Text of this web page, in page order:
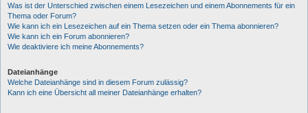
Was ist der Unterschied zwischen einem Lesezeichen und einem Abonnements für ein
Thema oder Forum?
Wie kann ich ein Lesezeichen auf ein Thema setzen oder ein Thema abonnieren?
Wie kann ich ein Forum abonnieren?
Wie deaktiviere ich meine Abonnements?
Dateianhänge
Welche Dateianhänge sind in diesem Forum zulässig?
Kann ich eine Übersicht all meiner Dateianhänge erhalten?